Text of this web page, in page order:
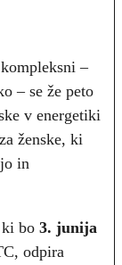
–
– se že peto
v energetiki
ženske, ki
in
ki bo 3. junija
odpira